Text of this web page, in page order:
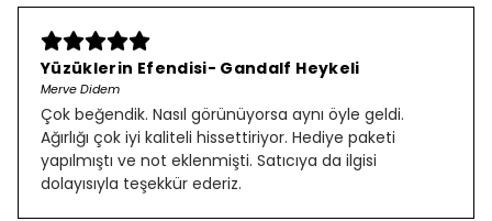
Yüzüklerin Efendisi- Gandalf Heykeli
Merve Didem
Çok beğendik. Nasıl görünüyorsa aynı öyle geldi.
Ağırlığı çok iyi kaliteli hissettiriyor. Hediye paketi
yapılmıştı ve not eklenmişti. Satıcıya da ilgisi
dolayısıyla teşekkür ederiz.